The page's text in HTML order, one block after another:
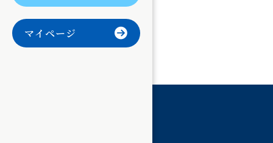
マイページ